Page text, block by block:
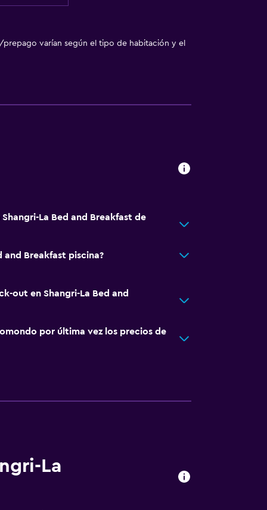
prepago varían según el tipo de habitación y el
La Bed and Breakfast de
and Breakfast piscina?
out en Shangri-La Bed and
por última vez los precios de
La